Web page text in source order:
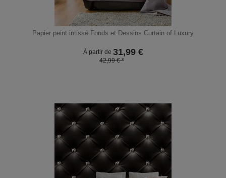
Papier peint intissé Fonds et Dessins Curtain of Luxury
À partir de 31,99€
42,99 € *